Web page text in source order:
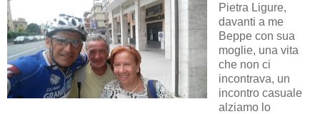
Pietra Ligure,
davanti a me
Beppe con sua
moglie, una vita
che non ci
incontrava, un
incontro casuale
alziamo lo